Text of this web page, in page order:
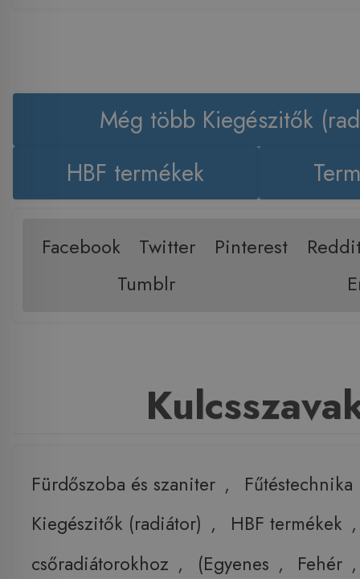
Még több Kiegészitők
HBF termékek
Facebook Twitter Pinterest
Tumblr
Fürdőszoba és szaniter ,
Fűtéstechnika
Kiegészitők (radiátor) , HBF termékek
csőradiátorokhoz , (Egyenes , Fehér ,